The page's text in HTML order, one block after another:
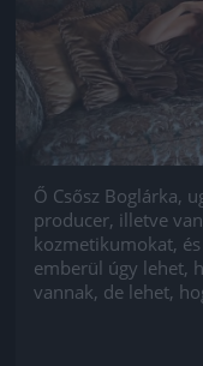
Ő Csősz Boglárka,
producer, illetve
kozmetikumokat,
emberül úgy lehet,
vannak, de lehet,